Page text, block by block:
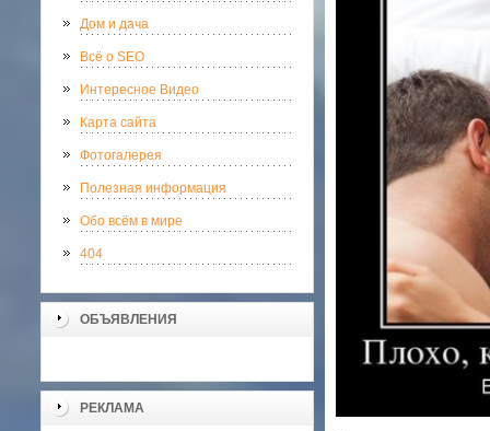
Дом и дача
Всё о SEO
Интересное Видео
Карта сайта
Фотогалерея
Полезная информация
Обо всём в мире
404
ОБЪЯВЛЕНИЯ
РЕКЛАМА